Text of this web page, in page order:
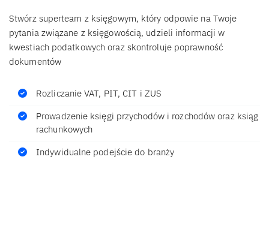
Stwórz superteam z księgowym, który odpowie na Twoje
pytania związane z księgowością, udzieli informacji w
kwestiach podatkowych oraz skontroluje poprawność
dokumentów
Rozliczanie VAT, PIT, CIT i ZUS
Prowadzenie księgi przychodów i rozchodów oraz ksiąg
rachunkowych
Indywidualne podejście do branży